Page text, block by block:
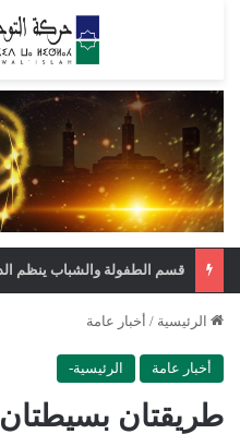
قسم الطفولة والشباب ينظم
الرئيسية / أخبار عامة
أخبار عامة الرئيسية-
طريقتان